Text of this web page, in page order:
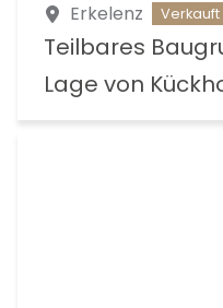
Erkelenz Verkauft
Teilbares
Lage von